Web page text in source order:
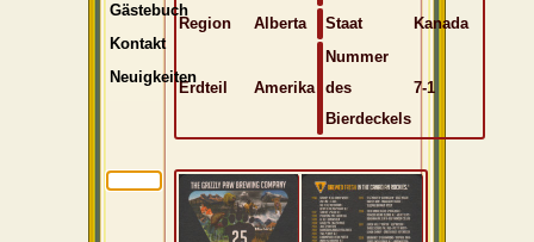
Region Alberta Staat Kanada
Erdteil Amerika
Nummer
des
Bierdeckels
7-1
Gästebuch
Kontakt
Neuigkeiten